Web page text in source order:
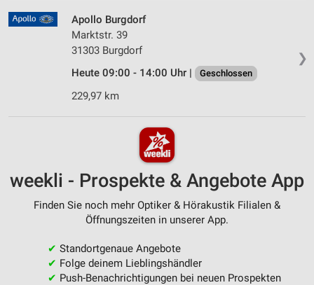
❯
Apollo Burgdorf
Marktstr. 39
31303 Burgdorf
Heute 09:00 - 14:00 Uhr |
Geschlossen
229,97 km
weekli - Prospekte & Angebote App
Finden Sie noch mehr Optiker & Hörakustik Filialen &
Öffnungszeiten in unserer App.
✔ Standortgenaue Angebote
✔ Folge deinem Lieblingshändler
✔ Push-Benachrichtigungen bei neuen Prospekten